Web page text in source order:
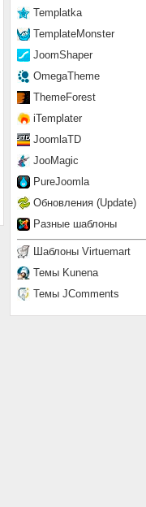
Templatka
TemplateMonster
JoomShaper
OmegaTheme
ThemeForest
iTemplater
JoomlaTD
JooMagic
PureJoomla
Обновления (Update)
Разные шаблоны
Шаблоны Virtuemart
Темы Kunena
Темы JComments